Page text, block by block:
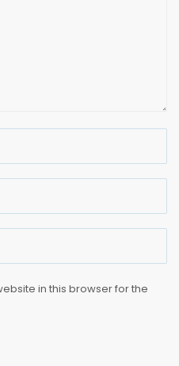
in this browser for the